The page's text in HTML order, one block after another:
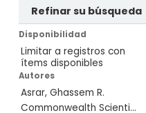
Refinar su búsqueda
Disponibilidad
Limitar a registros con
ítems disponibles
Autores
Asrar, Ghassem R.
Commonwealth Scienti...